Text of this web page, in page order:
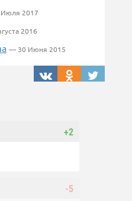
2017
2016
— 30 Июня 2015
+2
-5